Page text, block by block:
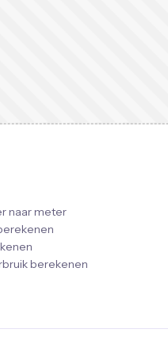
naar meter
berekenen